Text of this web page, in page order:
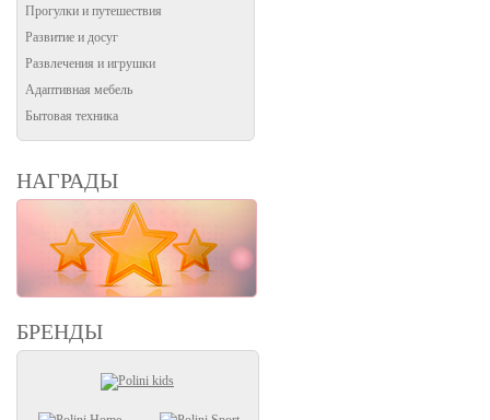
Прогулки и путешествия
Развитие и досуг
Развлечения и игрушки
Адаптивная мебель
Бытовая техника
НАГРАДЫ
БРЕНДЫ